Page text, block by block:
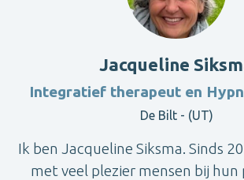
Jacqueline
Integratief therapeut en
De Bilt - (UT)
Ik ben Jacqueline Siksma. Sinds
met veel plezier mensen bij hun